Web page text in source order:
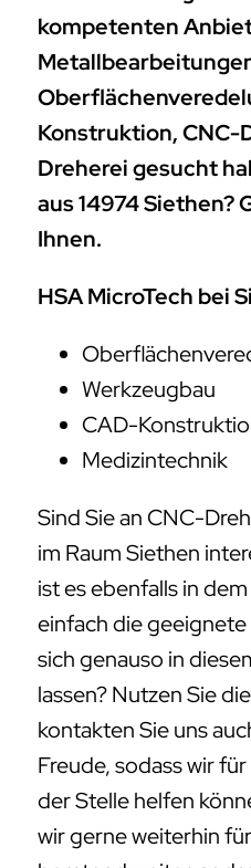
kompetenten
Konstruktion, CNC-
Dreherei gesucht
aus 14974 Siethen?
Ihnen.
HSA MicroTech bei
Werkzeugbau
CAD-
Medizintechnik
Sind Sie an CNC-
im Raum Siethen
ist es ebenfalls in
einfach die
sich genauso in
lassen? Nutzen Sie
kontakten Sie uns
Freude, sodass wir
der Stelle helfen
wir gerne weiterhin